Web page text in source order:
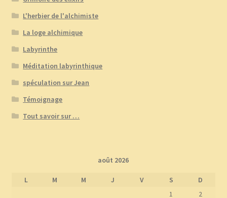
L'herbier de l'alchimiste
La loge alchimique
Labyrinthe
Méditation labyrinthique
spéculation sur Jean
Témoignage
Tout savoir sur …
août 2026
L M M J V S
D
1
2